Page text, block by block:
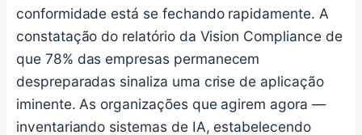
conformidade está se fechando rapidamente. A
constatação do relatório da Vision Compliance de
que 78% das empresas permanecem
despreparadas sinaliza uma crise de aplicação
iminente. As organizações que agirem agora —
inventariando sistemas de IA, estabelecendo